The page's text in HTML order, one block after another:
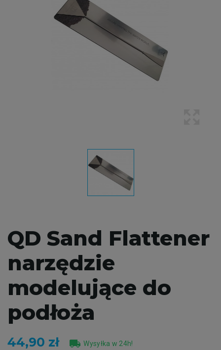
QD Sand Flattener
narzędzie
modelujące do
podłoża
44,90 zł local_shipping Wysyłka w 24h!